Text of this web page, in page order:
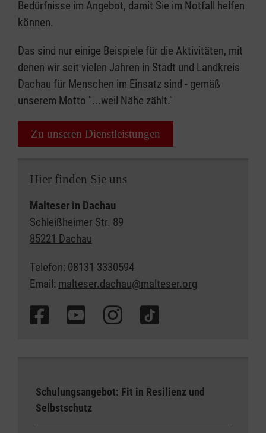
Bedürfnisse im Angebot, damit Sie im Notfall helfen
können.
Das sind nur einige Beispiele für die Aktivitäten, mit
denen wir seit vielen Jahren in Stadt und Landkreis
Dachau für Menschen im Einsatz sind - gemäß
unserem Motto "...weil Nähe zählt."
Zu unseren Dienstleistungen
Hier finden Sie uns
Malteser in Dachau
Schleißheimer Str. 89
85221 Dachau
Telefon: 08131 3330594
Email: malteser.dachau@malteser.org
Schulungsangebot: Fit in Resilienz und
Selbstschutz